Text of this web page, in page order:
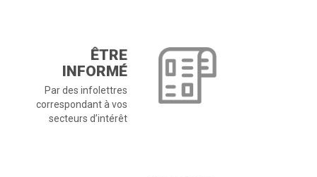
ÊTRE
INFORMÉ
Par des infolettres
correspondant à vos
secteurs d’intérêt